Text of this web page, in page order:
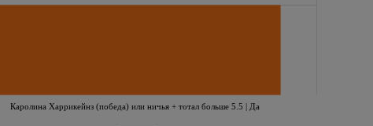
Каролина Харрикейнз (победа) или ничья + тотал больше 5.5 | Да